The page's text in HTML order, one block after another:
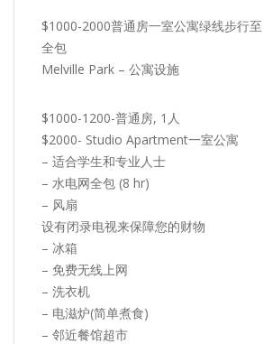
$1000-2000普通房一室公寓绿线步行
全包
Melville Park – 公寓设施
$1000-1200-普通房, 1人
$2000- Studio Apartment一室公寓
– 适合学生和专业人士
– 水电网全包 (8 hr)
– 风扇
设有闭录电视来保障您的财物
– 冰箱
– 免费无线上网
– 洗衣机
– 电滋炉(简单煮食)
– 邻近餐馆超市